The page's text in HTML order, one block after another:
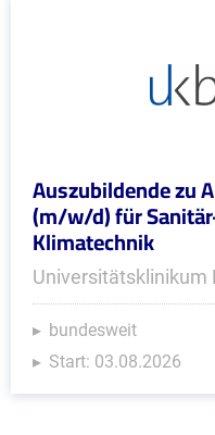
Auszubildende zu
(m/w/d) für
Klimatechnik
Universitätsklinikum
bundesweit
Start: 03.08.2026